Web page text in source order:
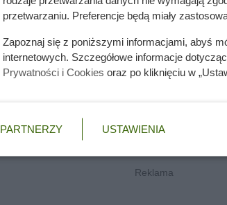
przetwarzaniu. Preferencje będą miały
Zapoznaj się z poniższymi informacjami, abyś
internetowych. Szczegółowe informacje
Prywatności i Cookies oraz po kliknięciu w
PARTNERZY USTAWIENIA